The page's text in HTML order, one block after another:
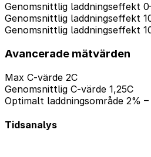
Genomsnittlig laddningseffekt
Genomsnittlig laddningseffekt
Genomsnittlig laddningseffekt
Avancerade mätvärden
Max C-värde 2C
Genomsnittlig C-värde 1,25C
Optimalt laddningsområde 2% –
Tidsanalys